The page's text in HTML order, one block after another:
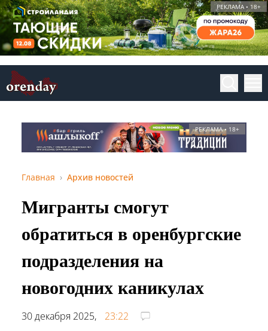
РЕКЛАМА • 18+
РЕКЛАМА • 18+
Главная Архив новостей
Мигранты смогут
обратиться в оренбургские
подразделения на
новогодних каникулах
30 декабря 2025,
23:22